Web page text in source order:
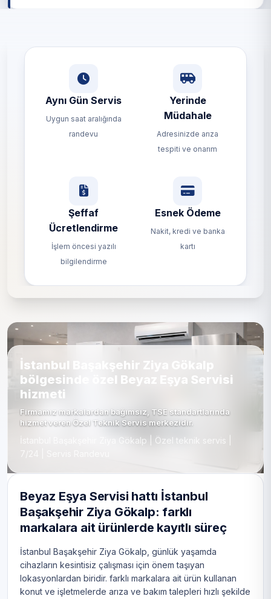
Aynı Gün Servis
Uygun saat aralığında
randevu
Yerinde
Müdahale
Adresinizde arıza
tespiti ve onarım
Şeffaf
Ücretlendirme
İşlem öncesi yazılı
bilgilendirme
Esnek Ödeme
Nakit, kredi ve banka
kartı
İstanbul Başakşehir Ziya Gökalp
bölgesinde özel Beyaz Eşya Servisi
hizmeti
Firmamız markalardan bağımsız, TSE standartlarında
hizmet veren Özel Teknik Servis merkezidir.
İstanbul Başakşehir Ziya Gökalp | Özel teknik servis |
Beyaz Eşya Servisi hattı İstanbul
Başakşehir Ziya Gökalp: farklı
markalara ait ürünlerde kayıtlı süreç
İstanbul Başakşehir Ziya Gökalp, günlük yaşamda
cihazların kesintisiz çalışması için önem taşıyan
lokasyonlardan biridir. farklı markalara ait ürün kullanan
konut ve işletmelerde arıza ve bakım talepleri hızlı şekilde